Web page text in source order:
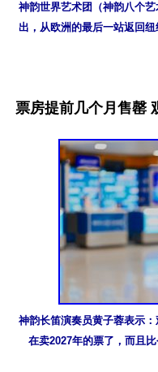
神韵世界艺术团（神韵八个
出，从欧洲的最后一站返回
票房提前几个月售罄
神韵长笛演奏员黄子蓉表示
在卖2027年的票了，而且